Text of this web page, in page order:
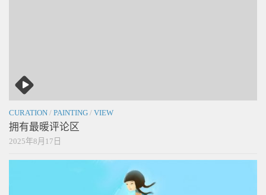
CURATION / PAINTING / VIEW
拥有最暖评论区
2025年8月17日